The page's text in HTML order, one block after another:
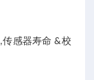
,传感器寿命&校